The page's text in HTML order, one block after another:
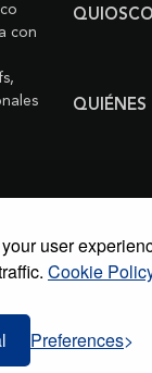
user
Cookie
Preferences
con
QUIOSCO
QUIÉNES
Buscar